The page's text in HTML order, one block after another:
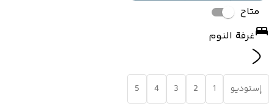
متاح
غرفة النوم
إستوديو 1
2
3
4
5